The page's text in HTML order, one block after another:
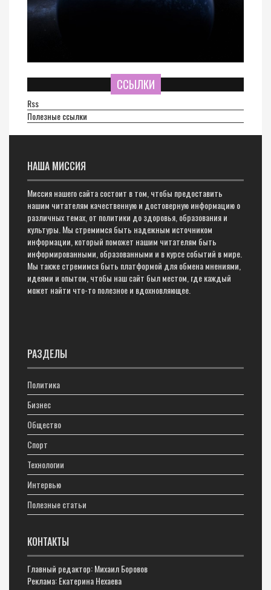
ССЫЛКИ
Rss
Полезные ссылки
НАША МИССИЯ
Миссия нашего сайта состоит в том, чтобы предоставить
нашим читателям качественную и достоверную информацию о
различных темах, от политики до здоровья, образования и
культуры. Мы стремимся быть надежным источником
информации, который поможет нашим читателям быть
информированными, образованными и в курсе событий в мире.
Мы также стремимся быть платформой для обмена мнениями,
идеями и опытом, чтобы наш сайт был местом, где каждый
может найти что-то полезное и вдохновляющее.
РАЗДЕЛЫ
Политика
Бизнес
Общество
Спорт
Технологии
Интервью
Полезные статьи
КОНТАКТЫ
Главный редактор: Михаил Боровов
Реклама: Екатерина Нехаева